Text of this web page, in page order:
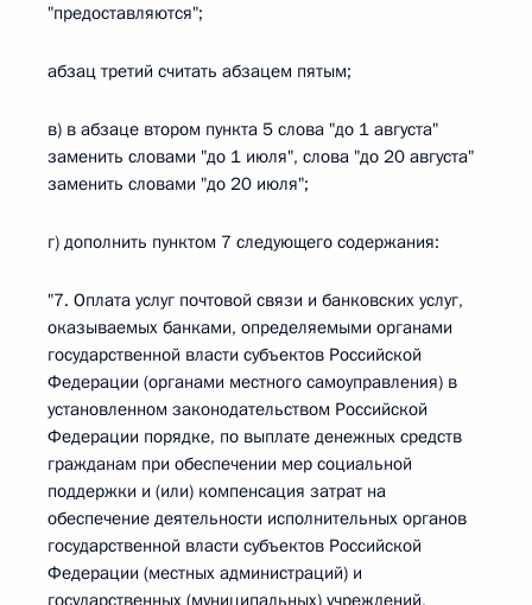
"предоставляются";
абзац третий считать абзацем пятым;
в) в абзаце втором пункта 5 слова "до 1 августа"
заменить словами "до 1 июля", слова "до 20 августа"
заменить словами "до 20 июля";
г) дополнить пунктом 7 следующего содержания:
"7. Оплата услуг почтовой связи и банковских услуг,
оказываемых банками, определяемыми органами
государственной власти субъектов Российской
Федерации (органами местного самоуправления) в
установленном законодательством Российской
Федерации порядке, по выплате денежных средств
гражданам при обеспечении мер социальной
поддержки и (или) компенсация затрат на
обеспечение деятельности исполнительных органов
государственной власти субъектов Российской
Федерации (местных администраций) и
государственных (муниципальных) учреждений,